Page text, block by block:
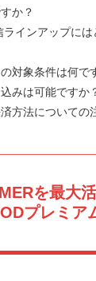
か？
ラインアップには
対象条件は何で
みは可能ですか
方法についての
を最大
プレミア